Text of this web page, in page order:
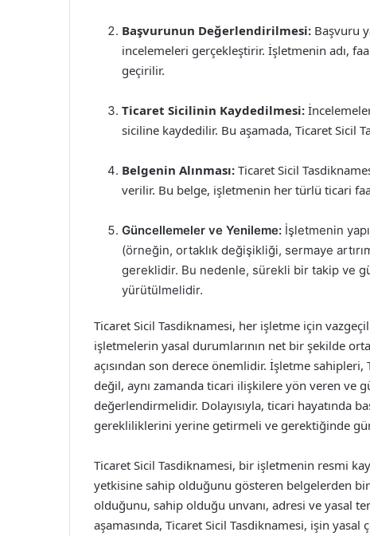
Başvurunun Değerlendirilmesi: Başvuru
incelemeleri gerçekleştirir. İşletmenin adı,
geçirilir.
Ticaret Sicilinin Kaydedilmesi:
siciline kaydedilir. Bu aşamada, Ticaret Sicil
Belgenin Alınması: Ticaret Sicil
verilir. Bu belge, işletmenin her türlü ticari
Güncellemeler ve Yenileme: İşletmenin
(örneğin, ortaklık değişikliği, sermaye
gereklidir. Bu nedenle, sürekli bir takip ve
yürütülmelidir.
Ticaret Sicil Tasdiknamesi, her işletme için
işletmelerin yasal durumlarının net bir şekilde
açısından son derece önemlidir. İşletme
değil, aynı zamanda ticari ilişkilere yön veren ve
değerlendirmelidir. Dolayısıyla, ticari hayatında
gerekliliklerini yerine getirmeli ve gerektiğinde
Ticaret Sicil Tasdiknamesi, bir işletmenin resmi
yetkisine sahip olduğunu gösteren belgelerden
olduğunu, sahip olduğu unvanı, adresi ve yasal
aşamasında, Ticaret Sicil Tasdiknamesi, işin